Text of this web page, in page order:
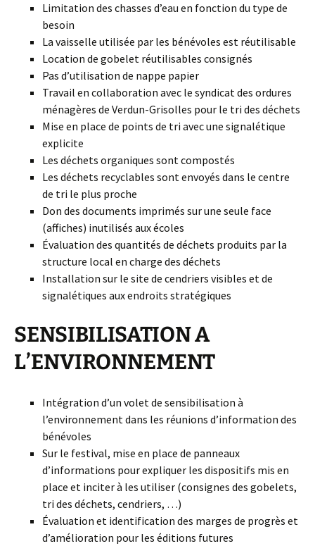
Limitation des chasses d’eau en fonction du type de
besoin
La vaisselle utilisée par les bénévoles est réutilisable
Location de gobelet réutilisables consignés
Pas d’utilisation de nappe papier
Travail en collaboration avec le syndicat des ordures
ménagères de Verdun-Grisolles pour le tri des déchets
Mise en place de points de tri avec une signalétique
explicite
Les déchets organiques sont compostés
Les déchets recyclables sont envoyés dans le centre
de tri le plus proche
Don des documents imprimés sur une seule face
(affiches) inutilisés aux écoles
Évaluation des quantités de déchets produits par la
structure local en charge des déchets
Installation sur le site de cendriers visibles et de
signalétiques aux endroits stratégiques
SENSIBILISATION A
L’ENVIRONNEMENT
Intégration d’un volet de sensibilisation à
l’environnement dans les réunions d’information des
bénévoles
Sur le festival, mise en place de panneaux
d’informations pour expliquer les dispositifs mis en
place et inciter à les utiliser (consignes des gobelets,
tri des déchets, cendriers, …)
Évaluation et identification des marges de progrès et
d’amélioration pour les éditions futures